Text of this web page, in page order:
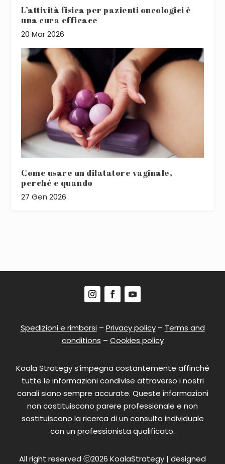
L’attività fisica per pazienti oncologici è
una cura efficace
20 Mar 2026
Come usare un dilatatore vaginale,
perché e quando
27 Gen 2026
Spedizioni e rimborsi – Privacy policy– Terms and
conditions – Cookies policy
Koala Strategy s’impegna costantemente affinché
tutte le informazioni condivise attraverso i nostri
canali siano sempre accurate. Queste informazioni
non costituiscono parere professionale e non
sostituiscono la ricerca di un consulto individuale
con un professionista qualificato.
All right reserved ⓒ2026 KoalaStrategy | designed